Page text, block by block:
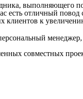
выполняющего
есть отличный повод
к
совместных